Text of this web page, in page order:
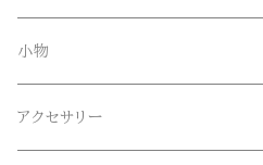
Blundstone(ブランドストーン)
CameOne(ケイムワン)
Tシャツ
ロンT
ボトムス
ロング
セットアップ
小物
帽子、マフラー、手袋
アクセサリー